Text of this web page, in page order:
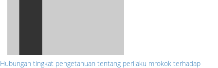
Hubungan tingkat pengetahuan tentang perilaku mrokok terhadap